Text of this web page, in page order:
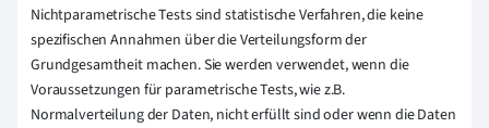
Nichtparametrische Tests sind statistische Verfahren, die keine
spezifischen Annahmen über die Verteilungsform der
Grundgesamtheit machen. Sie werden verwendet, wenn die
Voraussetzungen für parametrische Tests, wie z.B.
Normalverteilung der Daten, nicht erfüllt sind oder wenn die Daten